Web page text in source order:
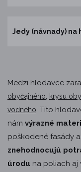
Jedy (návnady) na
Medzi hlodavce
obyčajného, krysu
vodného. Títo
nám výrazné
poškodené fasády
znehodnocujú
úrodu na poliach aj